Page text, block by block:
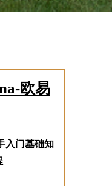
欧易